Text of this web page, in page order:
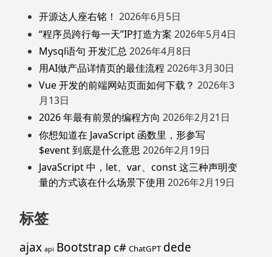
开源达人座右铭！ 2026年6月5日
“程序员跨行每一天”IP打造方案 2026年5月4日
Mysql语句 开发汇总 2026年4月8日
用AI做产品详情页的最佳流程 2026年3月30日
Vue 开发的前端网站页面如何下载？ 2026年3
月13日
2026 年最有前景的编程方向 2026年2月21日
你想知道在 JavaScript 函数里，形参写
$event 到底是什么意思 2026年2月19日
JavaScript 中，let、var、const 这三种声明变
量的方式该在什么场景下使用 2026年2月19日
标签
ajax api Bootstrap c# ChatGPT dede